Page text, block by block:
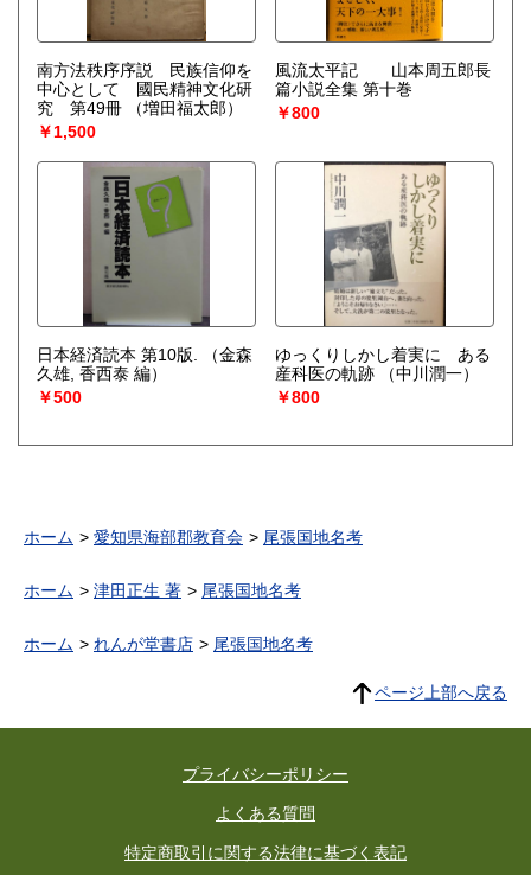
南方法秩序序説 民族信仰を
中心として 國民精神文化研
究 第49冊
（増田福太郎）
￥1,500
風流太平記 山本周五郎長
篇小説全集 第十巻
￥800
日本経済読本 第10版.
（金森
久雄, 香西泰 編）
￥500
ゆっくりしかし着実に ある
産科医の軌跡
（中川潤一）
￥800
ホーム 愛知県海部郡教育会 尾張国地名考
ホーム 津田正生 著 尾張国地名考
ホーム れんが堂書店 尾張国地名考
ページ上部へ戻る
プライバシーポリシー
よくある質問
特定商取引に関する法律に基づく表記